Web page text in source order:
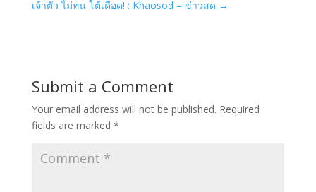
เจ้าตัว ไม่ทน โต้เดือด! : Khaosod – ข่าวสด →
Submit a Comment
Your email address will not be published. Required
fields are marked *